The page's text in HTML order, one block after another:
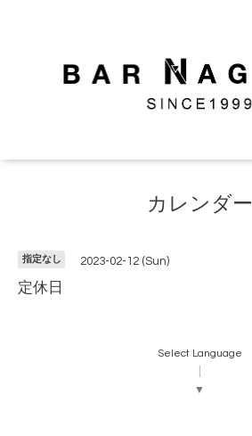
カレンダー
指定なし 2023-02-12 (Sun)
定休日
Select Language
▼